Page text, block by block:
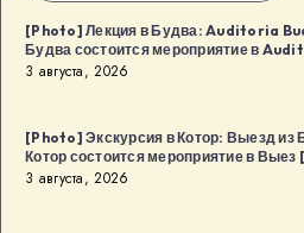
[Photo] Лекция в Будва: Auditoria
Будва состоится мероприятие в
3 августа, 2026
[Photo] Экскурсия в Котор: Выезд из
Котор состоится мероприятие в Выез
3 августа, 2026